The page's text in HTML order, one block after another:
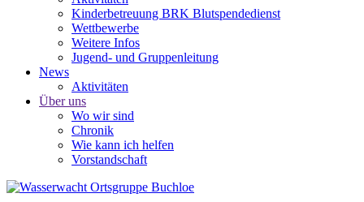
Kinderbetreuung BRK Blutspendedienst
Wettbewerbe
Weitere Infos
Jugend- und Gruppenleitung
News
Aktivitäten
Über uns
Wo wir sind
Chronik
Wie kann ich helfen
Vorstandschaft